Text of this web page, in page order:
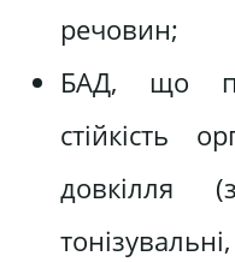
речовин;
БАД, що
стійкість
довкілля